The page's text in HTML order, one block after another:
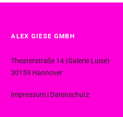
ALEX GIESE GMBH
Theaterstraße 14 (Galerie Luise)
30159 Hannover
Impressum | Datenschutz